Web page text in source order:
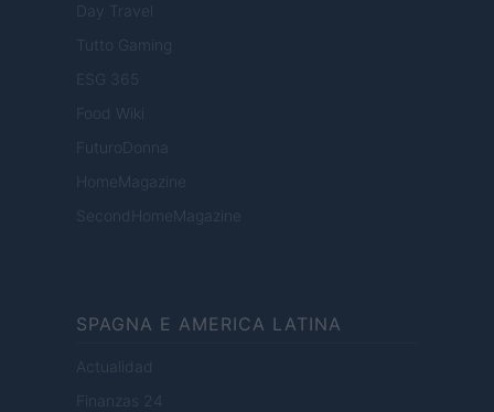
Day Travel
Tutto Gaming
ESG 365
Food Wiki
FuturoDonna
HomeMagazine
SecondHomeMagazine
SPAGNA E AMERICA LATINA
Actualidad
Finanzas 24